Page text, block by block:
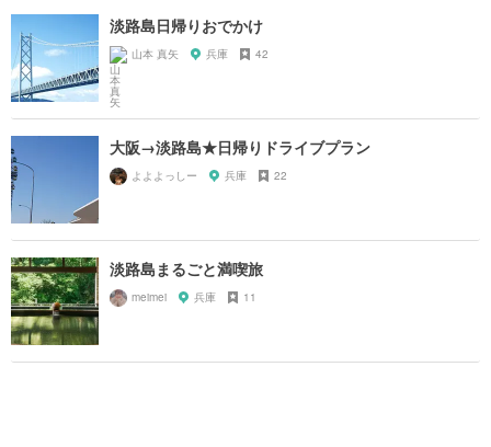
淡路島日帰りおでかけ
山本 真矢 兵庫 42
大阪→淡路島★日帰りドライブプラン
よよよっしー 兵庫 22
淡路島まるごと満喫旅
meimei 兵庫 11